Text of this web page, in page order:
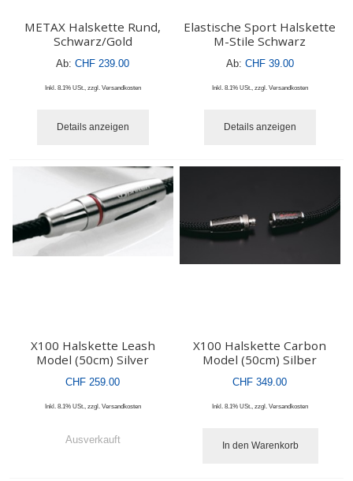
METAX Halskette Rund,
Schwarz/Gold
Ab: CHF 239.00
Inkl. 8.1% USt., zzgl. Versandkosten
Details anzeigen
Elastische Sport Halskette
M-Stile Schwarz
Ab: CHF 39.00
Inkl. 8.1% USt., zzgl. Versandkosten
Details anzeigen
X100 Halskette Leash
Model (50cm) Silver
CHF 259.00
Inkl. 8.1% USt., zzgl. Versandkosten
Ausverkauft
X100 Halskette Carbon
Model (50cm) Silber
CHF 349.00
Inkl. 8.1% USt., zzgl. Versandkosten
In den Warenkorb